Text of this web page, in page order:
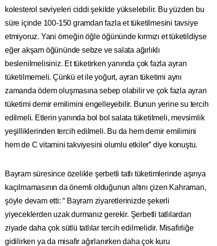
kolesterol seviyeleri ciddi şekilde yükselebilir. Bu yüzden bu
süre içinde 100-150 gramdan fazla et tüketilmesini tavsiye
etmiyoruz. Yani örneğin öğle öğününde kırmızı et tüketildiyse
eğer akşam öğününde sebze ve salata ağırlıklı
beslenilmelisiniz. Et tüketirken yanında çok fazla ayran
tüketilmemeli. Çünkü et ile yoğurt, ayran tüketimi aynı
zamanda ödem oluşmasına sebep olabilir ve çok fazla ayran
tüketimi demir emilimini engelleyebilir. Bunun yerine su tercih
edilmeli. Etlerin yanında bol bol salata tüketilmeli, mevsimlik
yeşilliklerinden tercih edilmeli. Bu da hem demir emilimini
hem de C vitamini takviyesini olumlu etkiler” diye konuştu.
Bayram süresince özelikle şerbetli tatlı tüketimlerinde aşırıya
kaçılmamasının da önemli olduğunun altını çizen Kahraman,
şöyle devam etti: “ Bayram ziyaretlerinizde şekerli
yiyeceklerden uzak durmanız gerekir. Şerbetli tatlılardan
ziyade daha çok sütlü tatlılar tercih edilmelidir. Misafirliğe
gidilirken ya da misafir ağırlanırken daha çok kuru